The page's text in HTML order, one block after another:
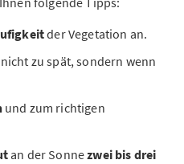
der Vegetation an.
zu spät, sondern wenn
und zum richtigen
an der Sonnezwei bis drei